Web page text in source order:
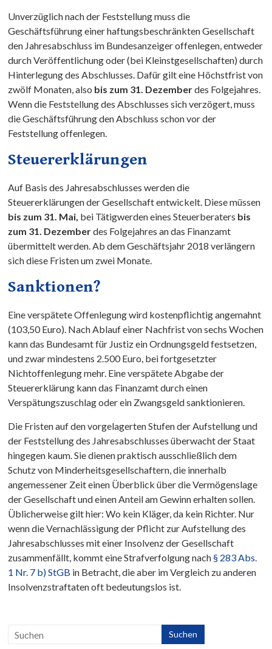
Unverzüglich nach der Feststellung muss die
Geschäftsführung einer haftungsbeschränkten Gesellschaft
den Jahresabschluss im Bundesanzeiger offenlegen, entweder
durch Veröffentlichung oder (bei Kleinstgesellschaften) durch
Hinterlegung des Abschlusses. Dafür gilt eine Höchstfrist von
zwölf Monaten, also bis zum 31. Dezemberdes Folgejahres.
Wenn die Feststellung des Abschlusses sich verzögert, muss
die Geschäftsführung den Abschluss schon vor der
Feststellung offenlegen.
Steuererklärungen
Auf Basis des Jahresabschlusses werden die
Steuererklärungen der Gesellschaft entwickelt. Diese müssen
bis zum 31. Mai, bei Tätigwerden eines Steuerberaters bis
zum 31. Dezemberdes Folgejahres an das Finanzamt
übermittelt werden. Ab dem Geschäftsjahr 2018 verlängern
sich diese Fristen um zwei Monate.
Sanktionen?
Eine verspätete Offenlegung wird kostenpflichtig angemahnt
(103,50 Euro). Nach Ablauf einer Nachfrist von sechs Wochen
kann das Bundesamt für Justiz ein Ordnungsgeld festsetzen,
und zwar mindestens 2.500 Euro, bei fortgesetzter
Nichtoffenlegung mehr. Eine verspätete Abgabe der
Steuererklärung kann das Finanzamt durch einen
Verspätungszuschlag oder ein Zwangsgeld sanktionieren.
Die Fristen auf den vorgelagerten Stufen der Aufstellung und
der Feststellung des Jahresabschlusses überwacht der Staat
hingegen kaum. Sie dienen praktisch ausschließlich dem
Schutz von Minderheitsgesellschaftern, die innerhalb
angemessener Zeit einen Überblick über die Vermögenslage
der Gesellschaft und einen Anteil am Gewinn erhalten sollen.
Üblicherweise gilt hier: Wo kein Kläger, da kein Richter. Nur
wenn die Vernachlässigung der Pflicht zur Aufstellung des
Jahresabschlusses mit einer Insolvenz der Gesellschaft
zusammenfällt, kommt eine Strafverfolgung nach§ 283 Abs.
1 Nr. 7 b) StGB in Betracht, die aber im Vergleich zu anderen
Insolvenzstraftaten oft bedeutungslos ist.